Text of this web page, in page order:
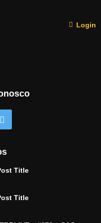
Login
Title
Title